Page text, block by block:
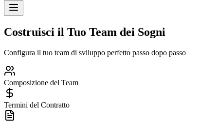
Costruisci il Tuo Team dei Sogni
Configura il tuo team di sviluppo perfetto passo dopo passo
Composizione del Team
Termini del Contratto